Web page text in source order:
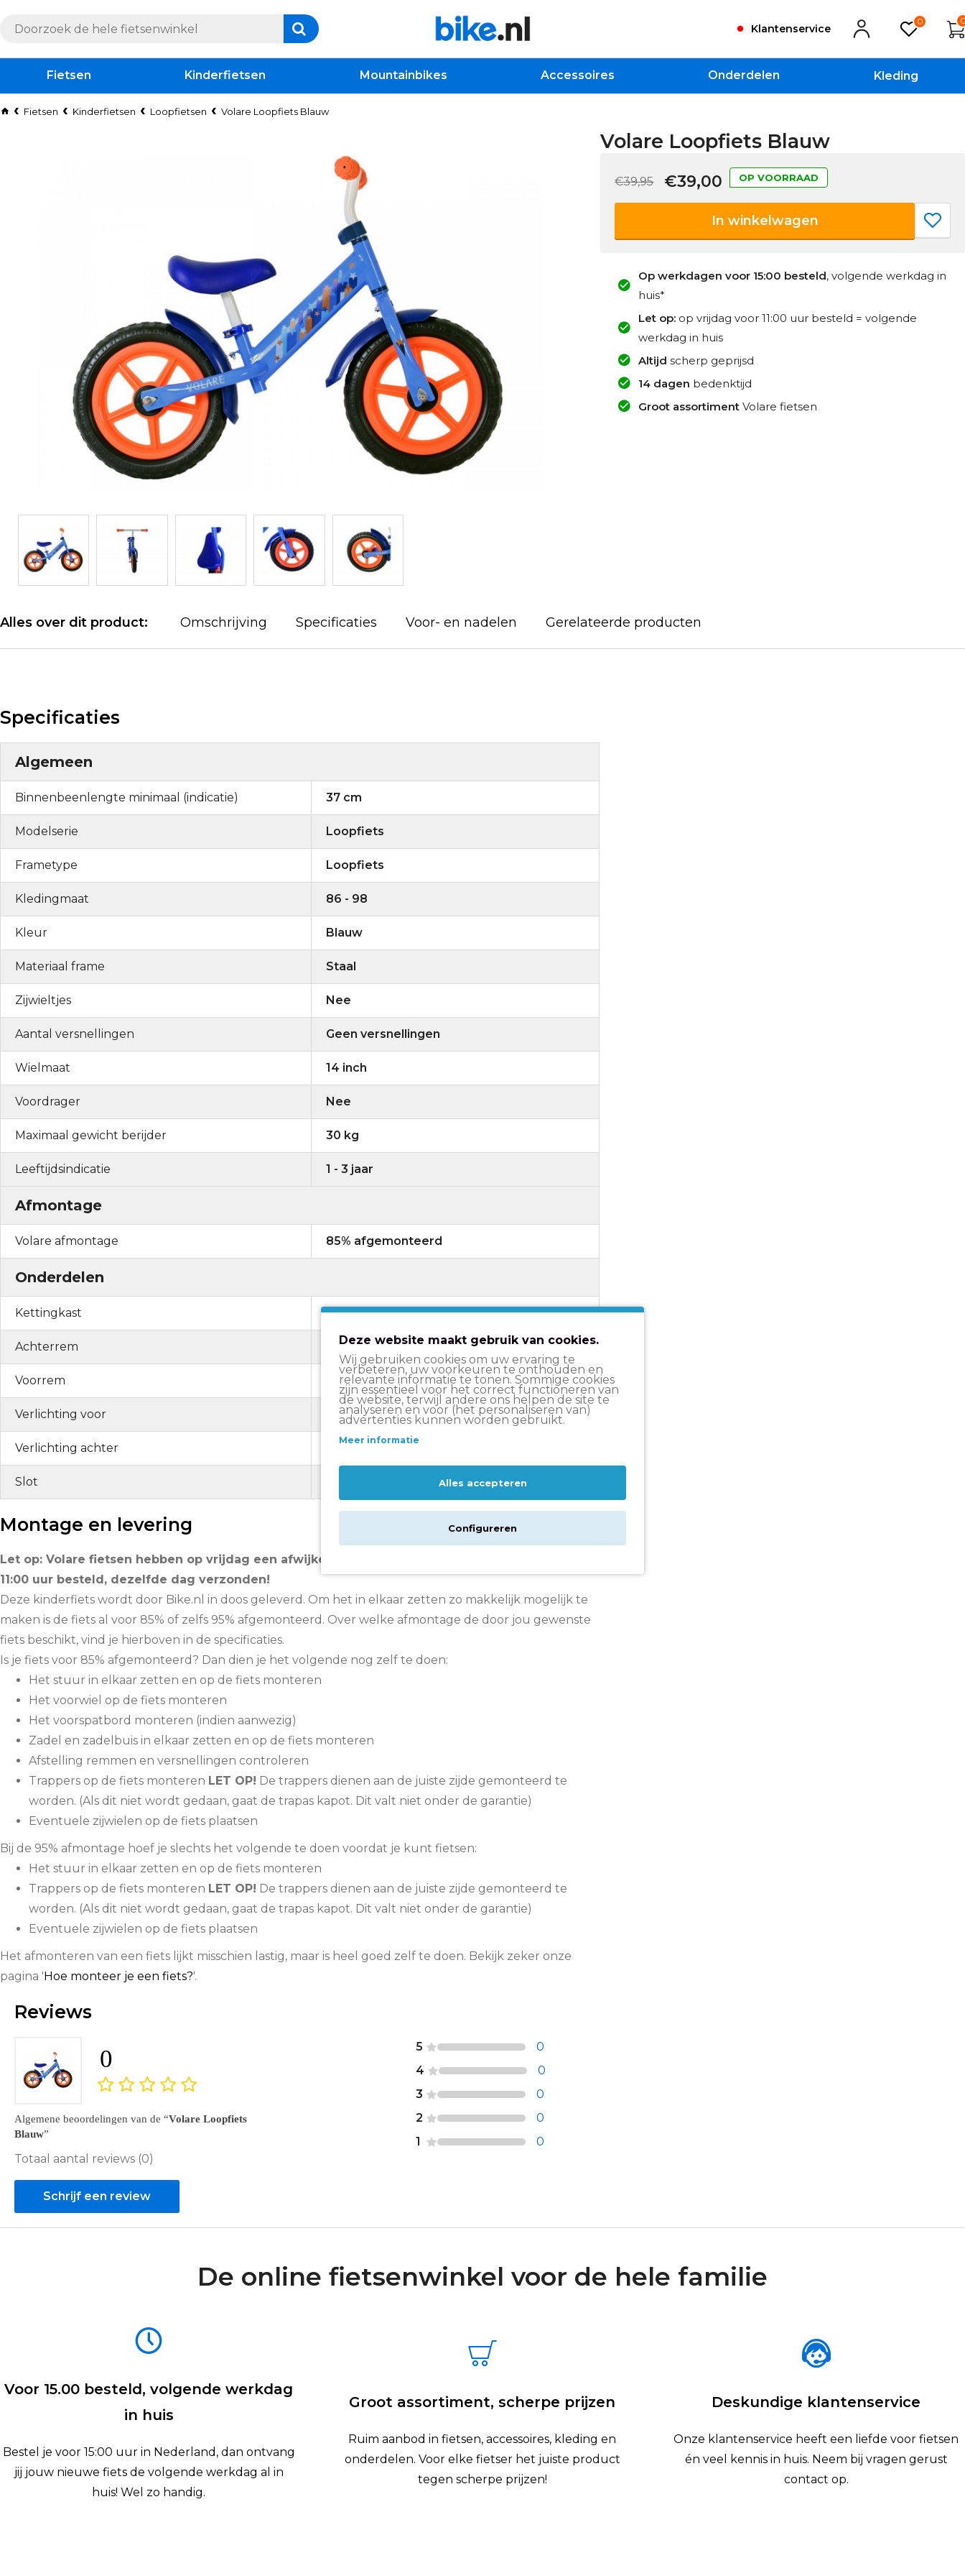
Klantenservice
0
Fietsen Kinderfietsen Mountainbikes Accessoires Onderdelen Kleding
Fietsen Kinderfietsen Loopfietsen Volare Loopfiets Blauw
Volare Loopfiets Blauw
€39,00
€39,95 OP VOORRAAD
In winkelwagen
Op werkdagen voor 15:00 besteld, volgende werkdag in
huis*
Let op:op vrijdag voor 11:00 uur besteld = volgende
werkdag in huis
Altijd scherp geprijsd
14 dagen bedenktijd
Groot assortimentVolare fietsen
Alles over dit product: Omschrijving Specificaties Voor- en nadelen Gerelateerde producten
Specificaties
Algemeen
Binnenbeenlengte minimaal (indicatie) 37 cm
Modelserie Loopfiets
Frametype Loopfiets
Kledingmaat 86 - 98
Kleur Blauw
Materiaal frame Staal
Zijwieltjes Nee
Aantal versnellingen Geen versnellingen
Wielmaat 14 inch
Voordrager Nee
Maximaal gewicht berijder 30 kg
Leeftijdsindicatie 1 - 3 jaar
Afmontage
Volare afmontage 85% afgemonteerd
Onderdelen
Kettingkast Geen
Achterrem Geen rem
Voorrem Geen
Verlichting voor Geen verlichting
Verlichting achter Geen verlichting
Slot
Montage en levering
Let op: Volare fietsen hebben op vrijdag een afwijkende levertijd. Hierbij geldt: op vrijdag voor
11:00 uur besteld, dezelfde dag verzonden!
Deze kinderfiets wordt door Bike.nl in doos geleverd. Om het in elkaar zetten zo makkelijk mogelijk te
maken is de fiets al voor 85% of zelfs 95% afgemonteerd. Over welke afmontage de door jou gewenste
fiets beschikt, vind je hierboven in de specificaties.
Is je fiets voor 85% afgemonteerd? Dan dien je het volgende nog zelf te doen:
Het stuur in elkaar zetten en op de fiets monteren
Het voorwiel op de fiets monteren
Het voorspatbord monteren (indien aanwezig)
Zadel en zadelbuis in elkaar zetten en op de fiets monteren
Afstelling remmen en versnellingen controleren
Trappers op de fiets monteren LET OP! De trappers dienen aan de juiste zijde gemonteerd te
worden. (Als dit niet wordt gedaan, gaat de trapas kapot. Dit valt niet onder de garantie)
Eventuele zijwielen op de fiets plaatsen
Bij de 95% afmontage hoef je slechts het volgende te doen voordat je kunt fietsen:
Het stuur in elkaar zetten en op de fiets monteren
Trappers op de fiets monteren LET OP! De trappers dienen aan de juiste zijde gemonteerd te
worden. (Als dit niet wordt gedaan, gaat de trapas kapot. Dit valt niet onder de garantie)
Eventuele zijwielen op de fiets plaatsen
Het afmonteren van een fiets lijkt misschien lastig, maar is heel goed zelf te doen. Bekijk zeker onze
pagina 'Hoe monteer je een fiets?'.
Reviews
0
Algemene beoordelingen van de
Volare Loopfiets
Blauw
Totaal aantal reviews (0)
5
0
4
0
3
0
2
0
1
0
Schrijf een review
De online fietsenwinkel voor de hele familie
Voor 15.00 besteld, volgende werkdag
in huis
Bestel je voor 15:00 uur in Nederland, dan ontvang
jij jouw nieuwe fiets de volgende werkdag al in
huis! Wel zo handig.
Groot assortiment, scherpe prijzen
Ruim aanbod in fietsen, accessoires, kleding en
onderdelen. Voor elke fietser het juiste product
tegen scherpe prijzen!
Deskundige klantenservice
Onze klantenservice heeft een liefde voor fietsen
én veel kennis in huis. Neem bij vragen gerust
contact op.
Deze website maakt gebruik van cookies.
Wij gebruiken cookies om uw ervaring te
verbeteren, uw voorkeuren te onthouden en
relevante informatie te tonen. Sommige cookies
zijn essentieel voor het correct functioneren van
de website, terwijl andere ons helpen de site te
analyseren en voor (het personaliseren van)
advertenties kunnen worden gebruikt.
Meer informatie
Alles accepteren
Configureren